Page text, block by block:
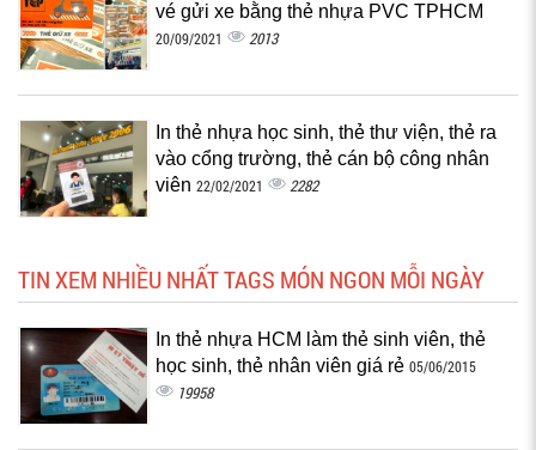
vé gửi xe bằng thẻ nhựa PVC TPHCM
20/09/2021 2013
In thẻ nhựa học sinh, thẻ thư viện, thẻ ra
vào cổng trường, thẻ cán bộ công nhân
viên 22/02/2021 2282
TIN XEM NHIỀU NHẤT TAGS MÓN NGON MỖI NGÀY
In thẻ nhựa HCM làm thẻ sinh viên, thẻ
học sinh, thẻ nhân viên giá rẻ 05/06/2015
19958